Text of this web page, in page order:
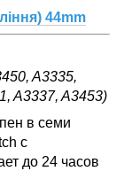
44mm
A3335,
A3337, A3453)
в семи
с
до 24 часов